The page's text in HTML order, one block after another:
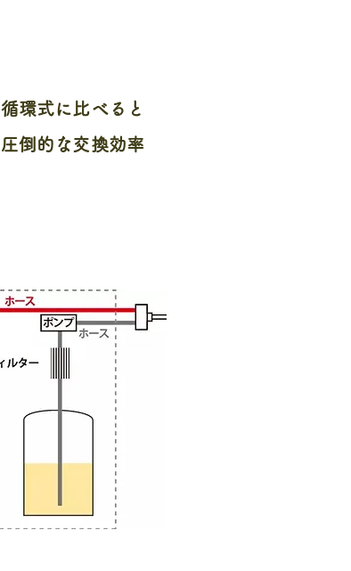
循環式に比べると
圧倒的な交換効率